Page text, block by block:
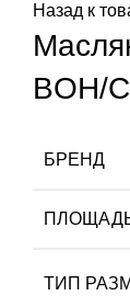
Назад к
BOH/
БРЕНД
ТИП